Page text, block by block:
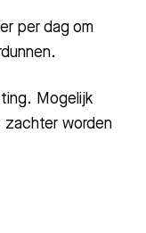
per dag om
Mogelijk
zachter worden